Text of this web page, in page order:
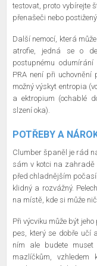
testovat, proto vybírejte
přenašeči nebo postižený
Další nemocí, která
atrofie, jedná se o
postupnému
PRA není při uchovnění
možný výskyt entropia
a ektropium (ochablé
slzení oka).
POTŘEBY A
Clumber španěl je rád
sám v kotci na zahradě
před chladnějším
klidný a rozvážný.
na místě, kde si může
Při výcviku může být
pes, který se dobře učí
ním ale budete
mazlíčkům, vzhledem